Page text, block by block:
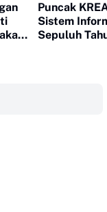
Puncak
Sistem
Sepuluh